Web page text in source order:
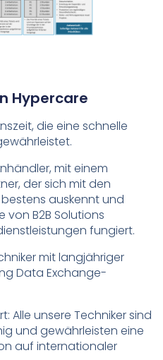
Hypercare
die eine schnelle
mit einem
der sich mit den
auskennt und
von B2B Solutions
fungiert.
mit langjähriger
Data Exchange-
Alle unsere Techniker sind
und gewährleisten eine
auf internationaler